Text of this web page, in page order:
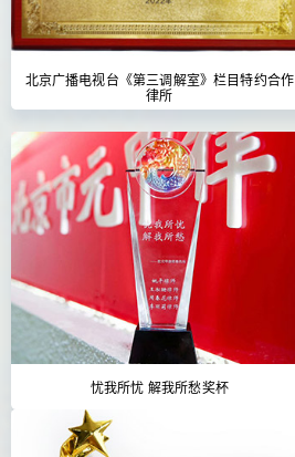
北京广播电视台《第三调解室》栏目特约合作
律所
忧我所忧 解我所愁奖杯